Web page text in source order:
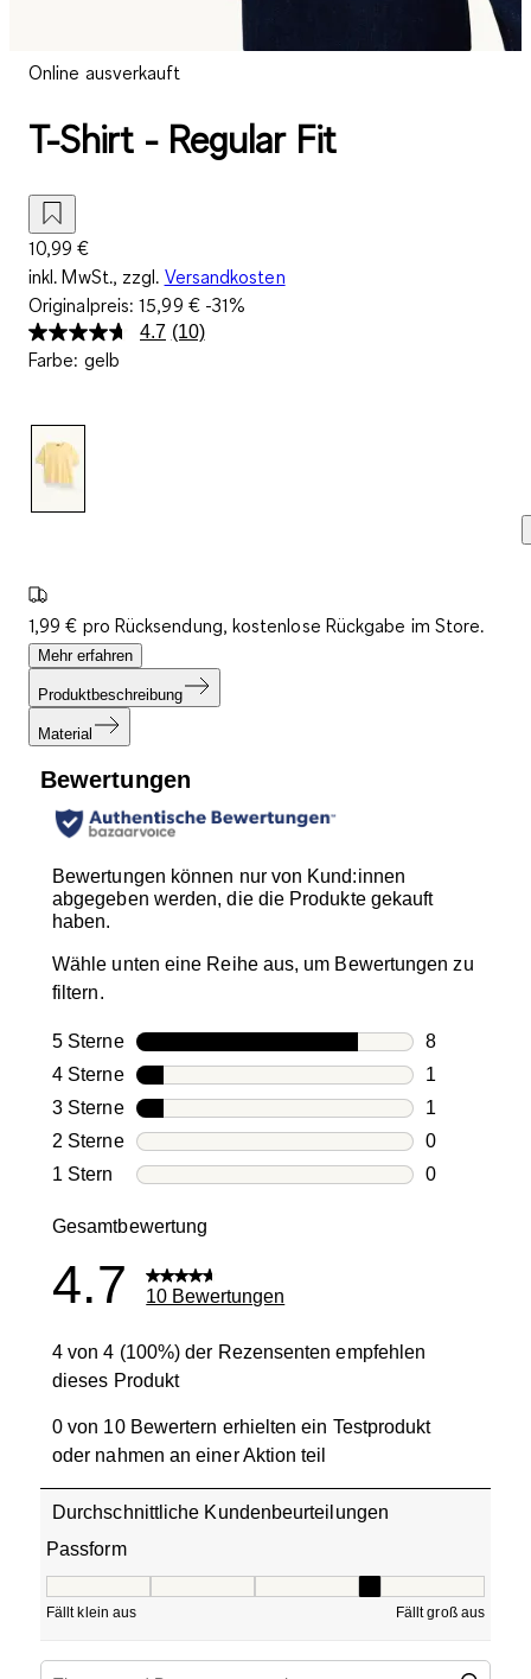
Online ausverkauft
T-Shirt - Regular Fit
10,99 €
inkl. MwSt., zzgl. Versandkosten
Originalpreis:15,99 €-31%
4.7 10
(10)
Farbe: gelb
1,99 € pro Rücksendung, kostenlose Rückgabe im Store.
Mehr erfahren
Produktbeschreibung
Material
Bewertungen
Bewertungen können nur von Kund:innen
abgegeben werden, die die Produkte gekauft
haben.
Wähle unten eine Reihe aus, um Bewertungen zu
filtern.
5 SterneSterne
8
8
4 SterneSterne
1
1
3 SterneSterne
1
1
2 SterneSterne
0
0
1 Stern Sterne
0
Gesamtbewertung
4.7 10 Bewertungen
4 von 4 (100%) der Rezensenten empfehlen
dieses Produkt
0 von 10 Bewertern erhielten ein Testprodukt
oder nahmen an einer Aktion teil
Durchschnittliche Kundenbeurteilungen
Passform
Fällt klein aus Fällt groß aus